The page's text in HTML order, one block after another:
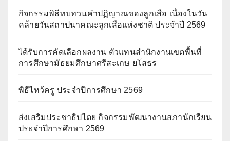
กิจกรรมพิธีทบทวนคำปฏิญาณของลูกเสือ เนื่องในวัน
คล้ายวันสถาปนาคณะลูกเสือแห่งชาติ ประจำปี 2569
ได้รับการคัดเลือกผลงาน ตัวแทนสำนักงานเขตพื้นที่
การศึกษามัธยมศึกษาศรีสะเกษ ยโสธร
พิธีไหว้ครู ประจำปีการศึกษา 2569
ส่งเสริมประชาธิปไตย กิจกรรมพัฒนางานสภานักเรียน
ประจำปีการศึกษา 2569